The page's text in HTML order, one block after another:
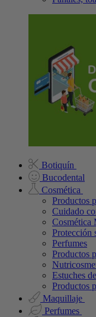
Botiquín
Bucodental
Cosmética
Productos
Cuidado
Cosmética
Protección
Perfumes
Productos
Estuches
Productos
Maquillaje
Perfumes